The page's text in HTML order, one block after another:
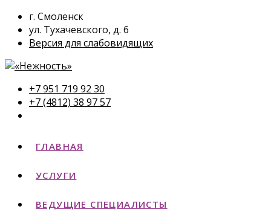
г. Смоленск
ул. Тухачевского, д. 6
Версия для слабовидящих
+7 951 719 92 30
+7 (4812) 38 97 57
ГЛАВНАЯ
УСЛУГИ
ВЕДУЩИЕ СПЕЦИАЛИСТЫ